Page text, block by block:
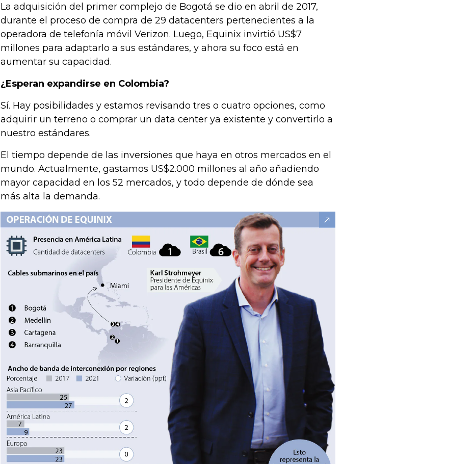
La adquisición del primer complejo de Bogotá se dio en abril de 2017,
durante el proceso de compra de 29 datacenters pertenecientes a la
operadora de telefonía móvil Verizon. Luego, Equinix invirtió US$7
millones para adaptarlo a sus estándares, y ahora su foco está en
aumentar su capacidad.
¿Esperan expandirse en Colombia?
Sí. Hay posibilidades y estamos revisando tres o cuatro opciones, como
adquirir un terreno o comprar un data center ya existente y convertirlo a
nuestro estándares.
El tiempo depende de las inversiones que haya en otros mercados en el
mundo. Actualmente, gastamos US$2.000 millones al año añadiendo
mayor capacidad en los 52 mercados, y todo depende de dónde sea
más alta la demanda.